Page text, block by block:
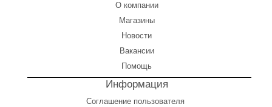
О компании
Магазины
Новости
Вакансии
Помощь
Информация
Соглашение пользователя